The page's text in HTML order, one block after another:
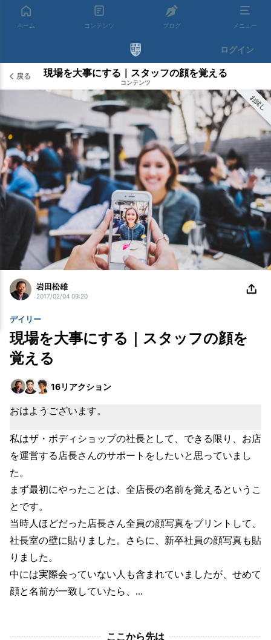
ホーム コンテンツ ブログ メニュー
ログイン
戻る 現場を大事にする｜スタッフの顔を覚える
コンテンツ
お試し
岩田松雄
2017/02/04 09:20
デイリー
現場を大事にする｜スタッフの顔を
覚える
16リアクション
おはようございます。
私はザ・ボディショップの社長として、できる限り、お店
を運営する店長さんのサポートをしたいと思っていまし
た。
まず最初にやったことは、全店長の名前を覚えるというこ
とです。
当時人ほどだった店長さん全員の顔写真をプリントして、
社長室の壁に貼りました。さらに、新卒社員の顔写真も貼
りました。
中には実際会っていない人も含まれていましたが、せめて
顔と名前が一致していたら、...
ここから先は